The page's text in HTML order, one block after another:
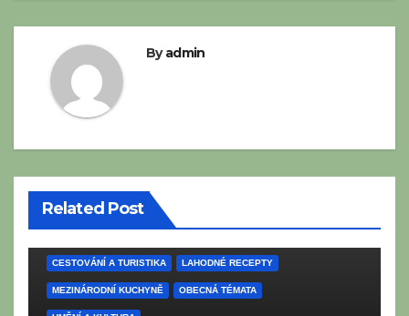
Byadmin
Related Post
CESTOVÁNÍ A TURISTIKA LAHODNÉ RECEPTY
MEZINÁRODNÍ KUCHYNĚ OBECNÁ TÉMATA